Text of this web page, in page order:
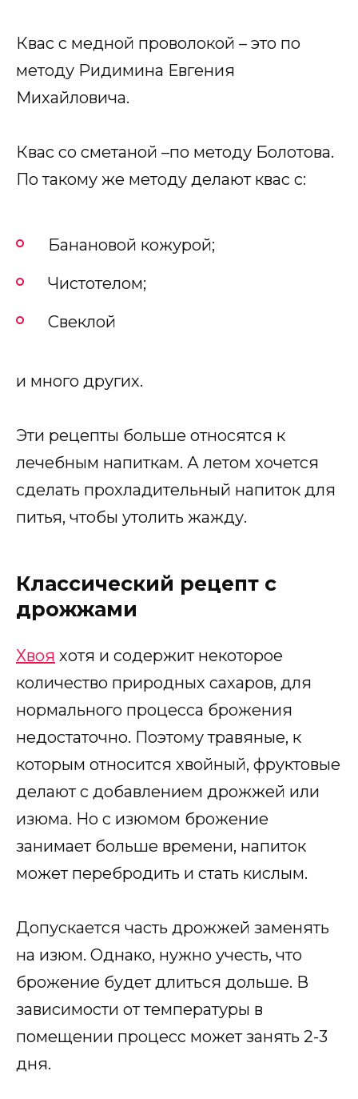
Квас с медной проволокой – это по
методу Ридимина Евгения
Михайловича.
Квас со сметаной –по методу Болотова.
По такому же методу делают квас с:
Банановой кожурой;
Чистотелом;
Свеклой
и много других.
Эти рецепты больше относятся к
лечебным напиткам. А летом хочется
сделать прохладительный напиток для
питья, чтобы утолить жажду.
Классический рецепт с
дрожжами
Хвоя хотя и содержит некоторое
количество природных сахаров, для
нормального процесса брожения
недостаточно. Поэтому травяные, к
которым относится хвойный, фруктовые
делают с добавлением дрожжей или
изюма. Но с изюмом брожение
занимает больше времени, напиток
может перебродить и стать кислым.
Допускается часть дрожжей заменять
на изюм. Однако, нужно учесть, что
брожение будет длиться дольше. В
зависимости от температуры в
помещении процесс может занять 2-3
дня.